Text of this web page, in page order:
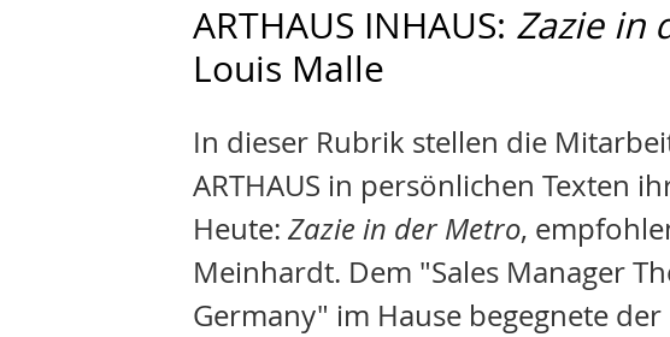
ARTHAUS INHAUS: Zazie in
Louis Malle
In dieser Rubrik stellen die
ARTHAUS in persönlichen Texten
Heute: Zazie in der Metro,
Meinhardt. Dem "Sales Manager
Germany" im Hause begegnete